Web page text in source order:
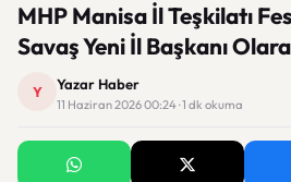
MHP Manisa İl Teşkilatı
Savaş Yeni İl Başkanı
Y Yazar Haber
11 Haziran 2026 00:24 · 1 dk okuma